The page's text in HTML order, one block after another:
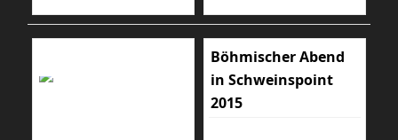
Böhmischer Abend
in Schweinspoint
2015